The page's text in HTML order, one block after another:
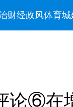
财经政风体育城
论⑥在